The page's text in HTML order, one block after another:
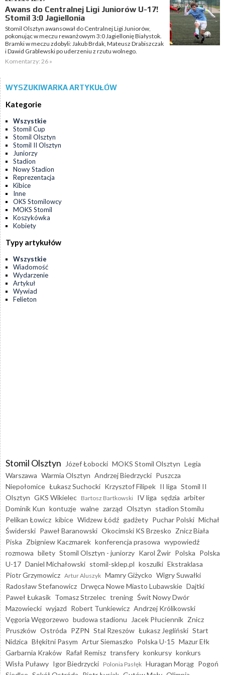
Awans do Centralnej Ligi Juniorów U-17!
Stomil 3:0 Jagiellonia
Stomil Olsztyn awansował do Centralnej Ligi Juniorów,
pokonując w meczu rewanżowym 3:0 Jagiellonię Białystok.
Bramki w meczu zdobyli: Jakub Brdak, Mateusz Drabiszczak
i Dawid Grablewski po uderzeniu z rzutu wolnego.
Komentarzy: 26 »
WYSZUKIWARKA ARTYKUŁÓW
Kategorie
Wszystkie
Stomil Cup
Stomil Olsztyn
Stomil II Olsztyn
Juniorzy
Stadion
Nowy Stadion
Reprezentacja
Kibice
Inne
OKS Stomilowcy
MOKS Stomil
Koszykówka
Kobiety
Typy artykułów
Wszystkie
Wiadomość
Wydarzenie
Artykuł
Wywiad
Felieton
Stomil Olsztyn Józef Łobocki MOKS Stomil Olsztyn Legia
Warszawa Warmia Olsztyn Andrzej Biedrzycki Puszcza
Niepołomice Łukasz Suchocki Krzysztof Filipek II liga Stomil II
Olsztyn GKS Wikielec Bartosz Bartkowski IV liga sędzia arbiter
Dominik Kun kontuzje walne zarząd Olsztyn stadion Stomilu
Pelikan Łowicz kibice Widzew Łódź gadżety Puchar Polski Michał
Świderski Paweł Baranowski Okocimski KS Brzesko Znicz Biała
Piska Zbigniew Kaczmarek konferencja prasowa wypowiedź
rozmowa bilety Stomil Olsztyn - juniorzy Karol Żwir Polska Polska
U-17 Daniel Michałowski stomil-sklep.pl koszulki Ekstraklasa
Piotr Grzymowicz Artur Aluszyk Mamry Giżycko Wigry Suwałki
Radosław Stefanowicz Drwęca Nowe Miasto Lubawskie Dajtki
Paweł Łukasik Tomasz Strzelec trening Świt Nowy Dwór
Mazowiecki wyjazd Robert Tunkiewicz Andrzej Królikowski
Vęgoria Węgorzewo budowa stadionu Jacek Płuciennik Znicz
Pruszków Ostróda PZPN Stal Rzeszów Łukasz Jegliński Start
Nidzica Błękitni Pasym Artur Siemaszko Polska U-15 Mazur Ełk
Garbarnia Kraków Rafał Remisz transfery konkursy konkurs
Wisła Puławy Igor Biedrzycki Polonia Pasłęk Huragan Morąg Pogoń